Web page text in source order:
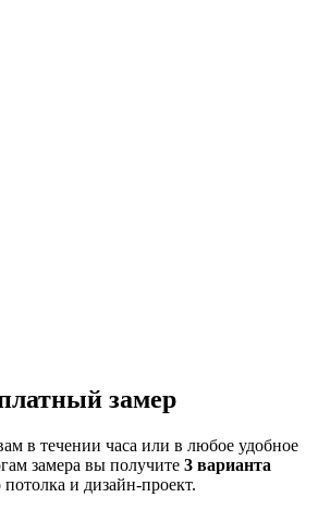
замер
в течении часа или в любое удобное
замера вы получите 3 варианта
и дизайн-проект.